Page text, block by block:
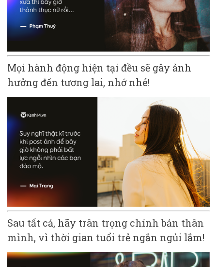
Mọi hành động hiện tại đều sẽ gây ảnh
hưởng đến tương lai, nhớ nhé!
Sau tất cả, hãy trân trọng chính bản thân
mình, vì thời gian tuổi trẻ ngắn ngủi lắm!